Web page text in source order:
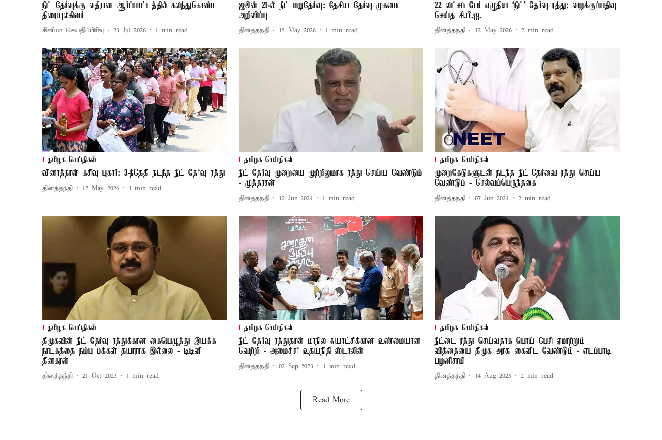
நீட் தேர்வுக்கு எதிரான ஆர்ப்பாட்டத்தில் கலந்துகொண்ட
திரையுலகினர்
சினிமா செய்திப்பிரிவு 23 Jul 2026 1 min read
ஜூன் 21-ல் நீட் மறுதேர்வு: தேசிய தேர்வு முகமை
அறிவிப்பு
தினத்தந்தி 15 May 2026 1 min read
22 லட்சம் பேர் எழுதிய ‘நீட்’ தேர்வு ரத்து: வழக்குப்பதிவு
செய்த சி.பி.ஐ.
தினத்தந்தி 12 May 2026 2 min read
தமிழக செய்திகள்
வினாத்தாள் கசிவு புகார்: 3-ந்தேதி நடந்த நீட் தேர்வு ரத்து
தினத்தந்தி 12 May 2026 1 min read
தமிழக செய்திகள்
நீட் தேர்வு முறையை முற்றிலுமாக ரத்து செய்ய வேண்டும்
- முத்தரசன்
தினத்தந்தி 12 Jun 2024 1 min read
தமிழக செய்திகள்
முறைகேடுகளுடன் நடந்த நீட் தேர்வை ரத்து செய்ய
வேண்டும் - செல்வப்பெருந்தகை
தினத்தந்தி 07 Jun 2024 2 min read
தமிழக செய்திகள்
திமுகவின் நீட் தேர்வு ரத்துக்கான கையெழுத்து இயக்க
நாடகத்தை நம்ப மக்கள் தயாராக இல்லை - டிடிவி
தினகரன்
தினத்தந்தி 21 Oct 2023 1 min read
தமிழக செய்திகள்
நீட் தேர்வு ரத்துதான் மாநில சுயாட்சிக்கான உண்மையான
வெற்றி - அமைச்சர் உதயநிதி ஸ்டாலின்
தினத்தந்தி 02 Sep 2023 1 min read
தமிழக செய்திகள்
நீட்டை ரத்து செய்வதாக பொய் பேசி ஏமாற்றும்
வித்தையை திமுக அரசு கைவிட வேண்டும் - எடப்பாடி
பழனிசாமி
தினத்தந்தி 14 Aug 2023 2 min read
Read More